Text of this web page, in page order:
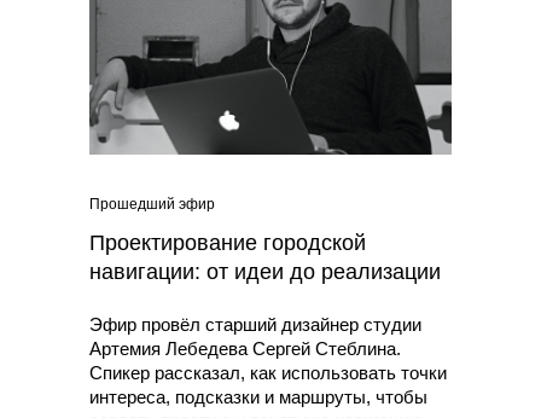
Проектирование городской
навигации: от идеи до реализации
Эфир провёл старший дизайнер студии
Артемия Лебедева Сергей Стеблина.
Спикер рассказал, как использовать точки
интереса, подсказки и маршруты, чтобы
Прошедший эфир